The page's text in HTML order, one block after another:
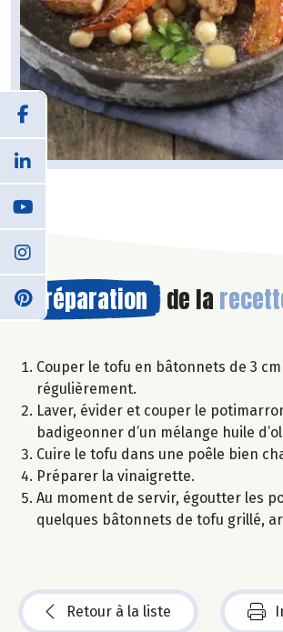
Préparation de la
Couper le tofu en bâtonnets de 3
régulièrement.
Laver, évider et couper le
badigeonner d’un mélange huile
Cuire le tofu dans une poêle bien
Préparer la vinaigrette.
Au moment de servir, égoutter les
quelques bâtonnets de tofu grillé,
Retour à la liste